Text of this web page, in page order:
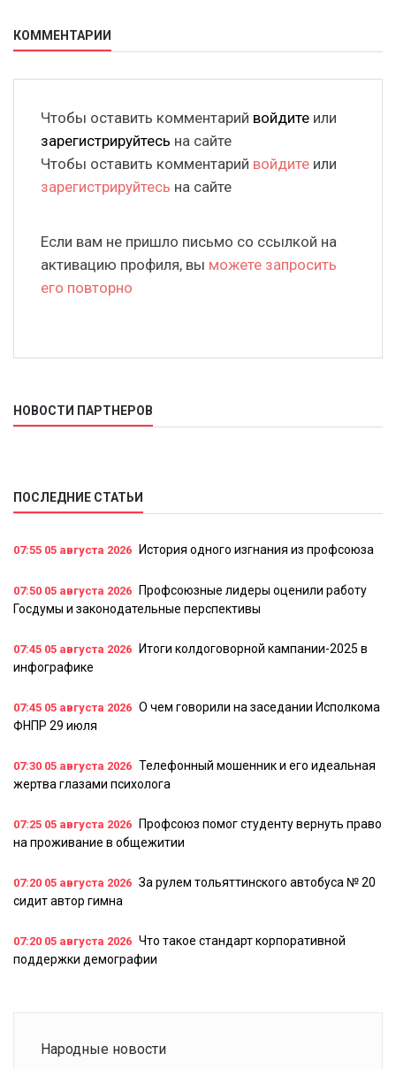
КОММЕНТАРИИ
Чтобы оставить комментарий войдите или
зарегистрируйтесь на сайте
Чтобы оставить комментарий войдите или
зарегистрируйтесь на сайте
Если вам не пришло письмо со ссылкой на
активацию профиля, вы можете запросить
его повторно
НОВОСТИ ПАРТНЕРОВ
ПОСЛЕДНИЕ СТАТЬИ
07:55 05 августа 2026 История одного изгнания из профсоюза
07:50 05 августа 2026
Профсоюзные лидеры оценили работу
Госдумы и законодательные перспективы
07:45 05 августа 2026
Итоги колдоговорной кампании-2025 в
инфографике
07:45 05 августа 2026 О чем говорили на заседании Исполкома
ФНПР 29 июля
07:30 05 августа 2026 Телефонный мошенник и его идеальная
жертва глазами психолога
07:25 05 августа 2026
Профсоюз помог студенту вернуть право
на проживание в общежитии
07:20 05 августа 2026 За рулем тольяттинского автобуса № 20
сидит автор гимна
07:20 05 августа 2026 Что такое стандарт корпоративной
поддержки демографии
Народные новости